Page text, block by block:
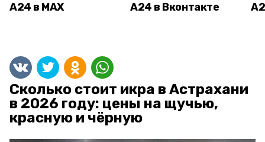
А24 в MAX А24 в Вконтакте
Сколько стоит икра в Астрахани
в 2026 году: цены на щучью,
красную и чёрную